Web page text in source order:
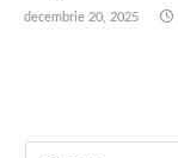
decembrie 20, 2025